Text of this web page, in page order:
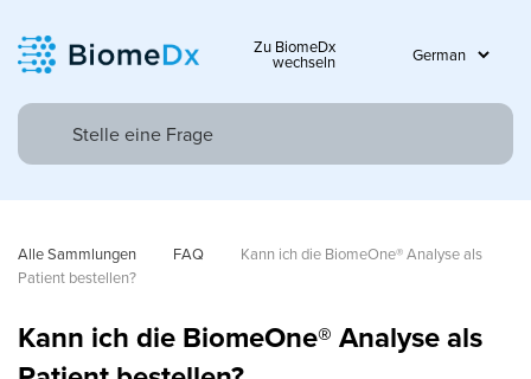
Zu BiomeDx
wechseln
Alle Sammlungen FAQ
Kann ich die BiomeOne® Analyse als
Patient bestellen?
Kann ich die BiomeOne® Analyse als